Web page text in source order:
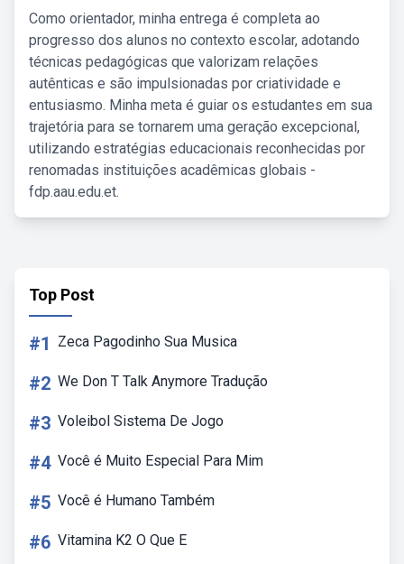
Como orientador, minha entrega é completa ao
progresso dos alunos no contexto escolar, adotando
técnicas pedagógicas que valorizam relações
autênticas e são impulsionadas por criatividade e
entusiasmo. Minha meta é guiar os estudantes em sua
trajetória para se tornarem uma geração excepcional,
utilizando estratégias educacionais reconhecidas por
renomadas instituições acadêmicas globais -
fdp.aau.edu.et.
Top Post
#1 Zeca Pagodinho Sua Musica
#2 We Don T Talk Anymore Tradução
#3 Voleibol Sistema De Jogo
#4 Você é Muito Especial Para Mim
#5 Você é Humano Também
#6 Vitamina K2 O Que E